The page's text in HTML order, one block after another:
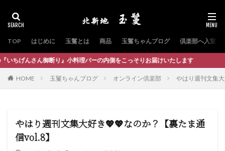
TOP はじめに 玉鬘とは 商品 玉鬘ちゃんブログ 倶楽部へ入室
り』小料理バーの内側をこっそりお届けいたします
HOME 玉鬘ちゃんブログ オンライン倶楽部 やはり週刊文集
やはり週刊文集大好き💖💖なのか？【裏たま通
信vol.8】